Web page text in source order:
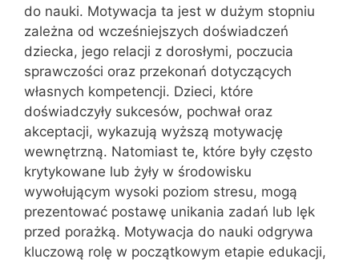
do nauki. Motywacja ta jest w dużym stopniu
zależna od wcześniejszych doświadczeń
dziecka, jego relacji z dorosłymi, poczucia
sprawczości oraz przekonań dotyczących
własnych kompetencji. Dzieci, które
doświadczyły sukcesów, pochwał oraz
akceptacji, wykazują wyższą motywację
wewnętrzną. Natomiast te, które były często
krytykowane lub żyły w środowisku
wywołującym wysoki poziom stresu, mogą
prezentować postawę unikania zadań lub lęk
przed porażką. Motywacja do nauki odgrywa
kluczową rolę w początkowym etapie edukacji,